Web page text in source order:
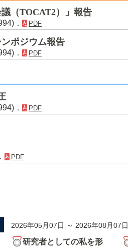
議（TOCAT2）」報告
． PDF
ポジウム報告
． PDF
． PDF
PDF
2026年05月07日 ～ 2026年08月07日
研究者としての私を形